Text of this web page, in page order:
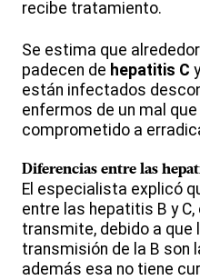
recibe tratamiento.
Se estima que
padecen de hepatitis C
están infectados
enfermos de un mal
comprometido a
Diferencias entre las
El especialista explicó
entre las hepatitis B y
transmite, debido a que
transmisión de la B son
además esa no tiene